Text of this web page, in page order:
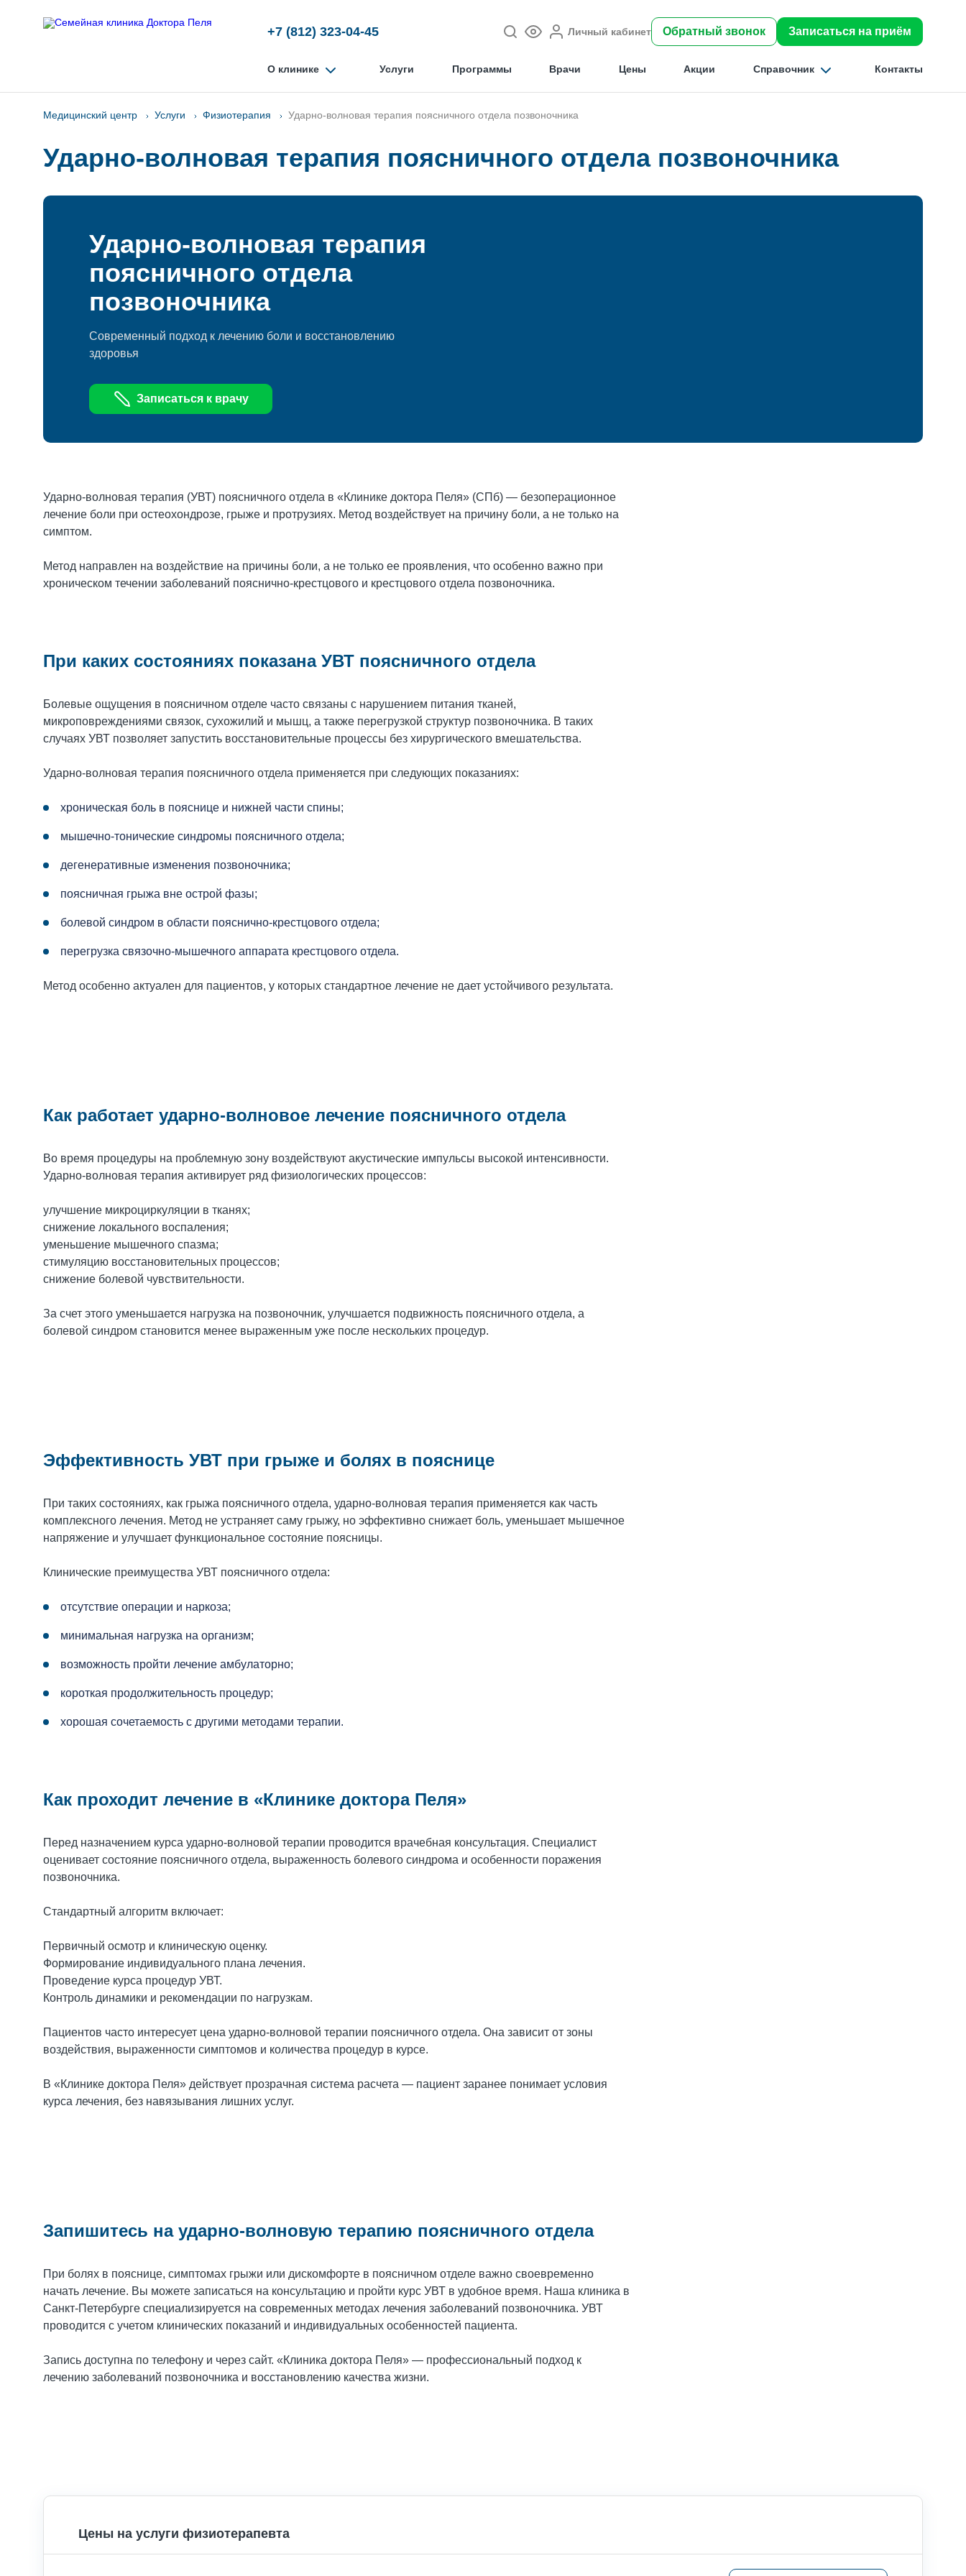
+7 (812) 323-04-45 Личный кабинет Обратный звонок Записаться на приём
О клинике Услуги Программы Врачи Цены Акции Справочник Контакты
Медицинский центр Услуги Физиотерапия Ударно-волновая терапия поясничного отдела позвоночника
Ударно-волновая терапия поясничного отдела позвоночника
Ударно-волновая терапия
поясничного отдела
позвоночника
Современный подход к лечению боли и восстановлению
здоровья
Записаться к врачу
Ударно-волновая терапия (УВТ) поясничного отдела в «Клинике доктора Пеля» (СПб) — безоперационное
лечение боли при остеохондрозе, грыже и протрузиях. Метод воздействует на причину боли, а не только на
симптом.
Метод направлен на воздействие на причины боли, а не только ее проявления, что особенно важно при
хроническом течении заболеваний пояснично-крестцового и крестцового отдела позвоночника.
При каких состояниях показана УВТ поясничного отдела
Болевые ощущения в поясничном отделе часто связаны с нарушением питания тканей,
микроповреждениями связок, сухожилий и мышц, а также перегрузкой структур позвоночника. В таких
случаях УВТ позволяет запустить восстановительные процессы без хирургического вмешательства.
Ударно-волновая терапия поясничного отдела применяется при следующих показаниях:
хроническая боль в пояснице и нижней части спины;
мышечно-тонические синдромы поясничного отдела;
дегенеративные изменения позвоночника;
поясничная грыжа вне острой фазы;
болевой синдром в области пояснично-крестцового отдела;
перегрузка связочно-мышечного аппарата крестцового отдела.
Метод особенно актуален для пациентов, у которых стандартное лечение не дает устойчивого результата.
Как работает ударно-волновое лечение поясничного отдела
Во время процедуры на проблемную зону воздействуют акустические импульсы высокой интенсивности.
Ударно-волновая терапия активирует ряд физиологических процессов:
улучшение микроциркуляции в тканях;
снижение локального воспаления;
уменьшение мышечного спазма;
стимуляцию восстановительных процессов;
снижение болевой чувствительности.
За счет этого уменьшается нагрузка на позвоночник, улучшается подвижность поясничного отдела, а
болевой синдром становится менее выраженным уже после нескольких процедур.
Эффективность УВТ при грыже и болях в пояснице
При таких состояниях, как грыжа поясничного отдела, ударно-волновая терапия применяется как часть
комплексного лечения. Метод не устраняет саму грыжу, но эффективно снижает боль, уменьшает мышечное
напряжение и улучшает функциональное состояние поясницы.
Клинические преимущества УВТ поясничного отдела:
отсутствие операции и наркоза;
минимальная нагрузка на организм;
возможность пройти лечение амбулаторно;
короткая продолжительность процедур;
хорошая сочетаемость с другими методами терапии.
Как проходит лечение в «Клинике доктора Пеля»
Перед назначением курса ударно-волновой терапии проводится врачебная консультация. Специалист
оценивает состояние поясничного отдела, выраженность болевого синдрома и особенности поражения
позвоночника.
Стандартный алгоритм включает:
Первичный осмотр и клиническую оценку.
Формирование индивидуального плана лечения.
Проведение курса процедур УВТ.
Контроль динамики и рекомендации по нагрузкам.
Пациентов часто интересует цена ударно-волновой терапии поясничного отдела. Она зависит от зоны
воздействия, выраженности симптомов и количества процедур в курсе.
В «Клинике доктора Пеля» действует прозрачная система расчета — пациент заранее понимает условия
курса лечения, без навязывания лишних услуг.
Запишитесь на ударно-волновую терапию поясничного отдела
При болях в пояснице, симптомах грыжи или дискомфорте в поясничном отделе важно своевременно
начать лечение. Вы можете записаться на консультацию и пройти курс УВТ в удобное время. Наша клиника в
Санкт-Петербурге специализируется на современных методах лечения заболеваний позвоночника. УВТ
проводится с учетом клинических показаний и индивидуальных особенностей пациента.
Запись доступна по телефону и через сайт. «Клиника доктора Пеля» — профессиональный подход к
лечению заболеваний позвоночника и восстановлению качества жизни.
Цены на услуги физиотерапевта